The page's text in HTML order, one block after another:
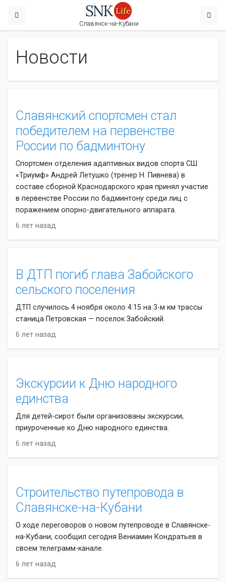
Славянск-на-Кубани
Новости
Славянский спортсмен стал
победителем на первенстве
России по бадминтону
Спортсмен отделения адаптивных видов спорта СШ
«Триумф» Андрей Летушко (тренер Н. Пивнева) в
составе сборной Краснодарского края принял участие
в первенстве России по бадминтону среди лиц с
поражением опорно-двигательного аппарата.
6 лет назад
В ДТП погиб глава Забойского
сельского поселения
ДТП случилось 4 ноября около 4:15 на 3-м км трассы
станица Петровская — поселок Забойский.
6 лет назад
Экскурсии к Дню народного
единства
Для детей-сирот были организованы экскурсии,
приуроченные ко Дню народного единства.
6 лет назад
Строительство путепровода в
Славянске-на-Кубани
О ходе переговоров о новом путепроводе в Славянске-
на-Кубани, сообщил сегодня Вениамин Кондратьев в
своем телеграмм-канале.
6 лет назад